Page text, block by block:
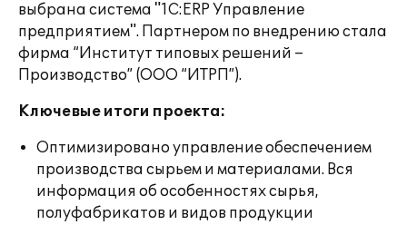
выбрана система "1С:ERP Управление
предприятием". Партнером по внедрению стала
фирма “Институт типовых решений –
Производство” (ООО “ИТРП”).
Ключевые итоги проекта:
Оптимизировано управление обеспечением
производства сырьем и материалами. Вся
информация об особенностях сырья,
полуфабрикатов и видов продукции